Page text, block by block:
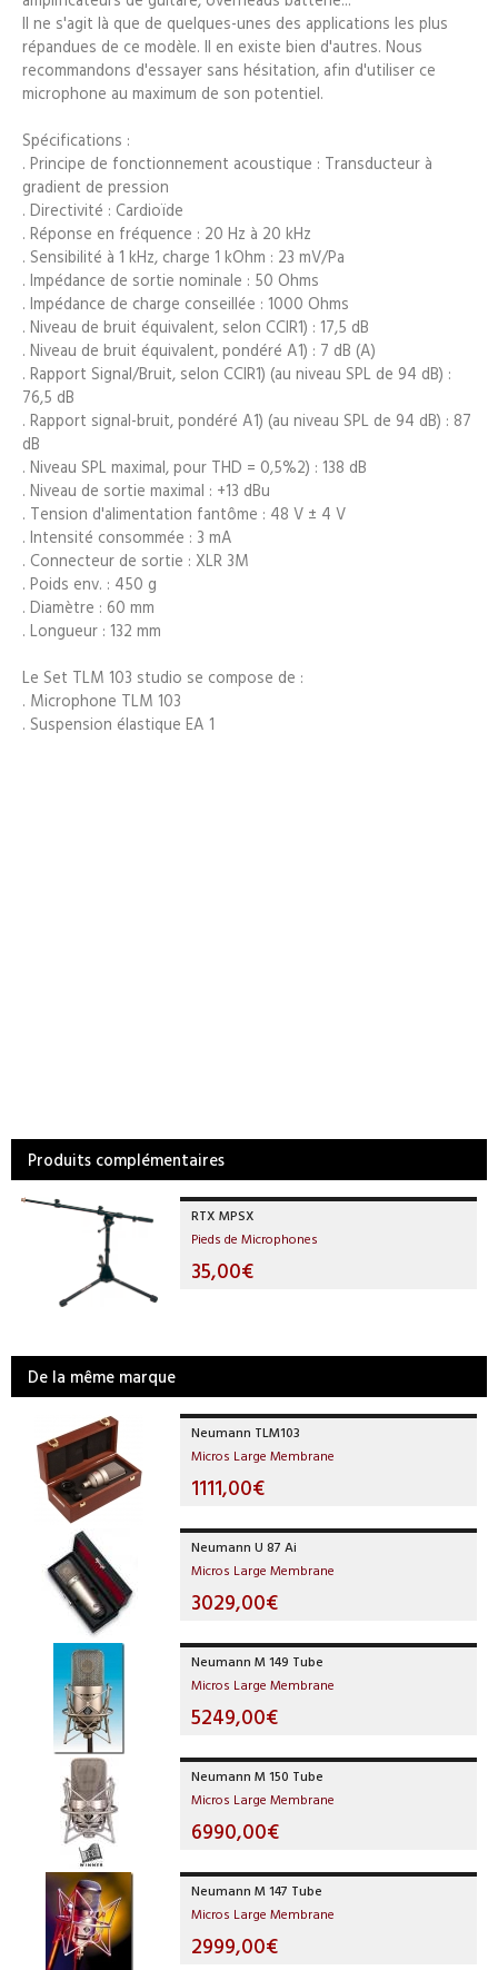
Il ne s'agit là que de quelques-unes des applications les plus
répandues de ce modèle. Il en existe bien d'autres. Nous
recommandons d'essayer sans hésitation, afin d'utiliser ce
microphone au maximum de son potentiel.
Spécifications :
. Principe de fonctionnement acoustique : Transducteur à
gradient de pression
. Directivité : Cardioïde
. Réponse en fréquence : 20 Hz à 20 kHz
. Sensibilité à 1 kHz, charge 1 kOhm : 23 mV/Pa
. Impédance de sortie nominale : 50 Ohms
. Impédance de charge conseillée : 1000 Ohms
. Niveau de bruit équivalent, selon CCIR1) : 17,5 dB
. Niveau de bruit équivalent, pondéré A1) : 7 dB (A)
. Rapport Signal/Bruit, selon CCIR1) (au niveau SPL de 94 dB) :
76,5 dB
. Rapport signal-bruit, pondéré A1) (au niveau SPL de 94 dB) : 87
dB
. Niveau SPL maximal, pour THD = 0,5%2) : 138 dB
. Niveau de sortie maximal : +13 dBu
. Tension d'alimentation fantôme : 48 V ± 4 V
. Intensité consommée : 3 mA
. Connecteur de sortie : XLR 3M
. Poids env. : 450 g
. Diamètre : 60 mm
. Longueur : 132 mm
Le Set TLM 103 studio se compose de :
. Microphone TLM 103
. Suspension élastique EA 1
Produits complémentaires
RTX MPSX
Pieds de Microphones
35,00€
De la même marque
Neumann TLM103
Micros Large Membrane
1111,00€
Neumann U 87 Ai
Micros Large Membrane
3029,00€
Neumann M 149 Tube
Micros Large Membrane
5249,00€
Neumann M 150 Tube
Micros Large Membrane
6990,00€
Neumann M 147 Tube
Micros Large Membrane
2999,00€